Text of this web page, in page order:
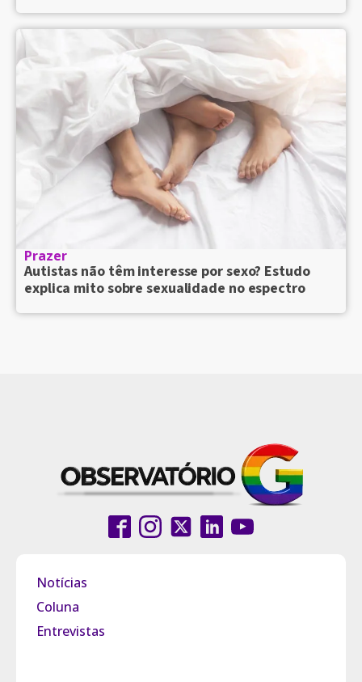
Prazer
Autistas não têm interesse por sexo? Estudo
explica mito sobre sexualidade no espectro
Notícias
Coluna
Entrevistas